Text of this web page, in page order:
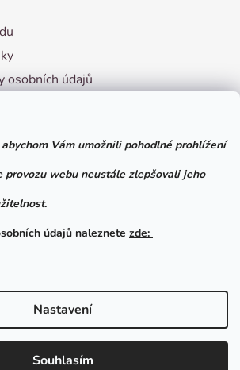
Vám umožnili pohodlné prohlížení
provozu webu neustále zlepšovali jeho
údajů naleznete zde:
Nastavení
Souhlasím
osobních údajů
Vytvořil Shoptet
Chovatelské potřeby Brno